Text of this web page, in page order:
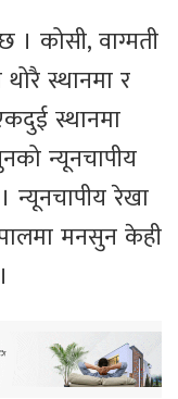
कोसी, वाग्मती
स्थानमा र
स्थानमा
न्यूनचापीय
न्यूनचापीय रेखा
मनसुन केही